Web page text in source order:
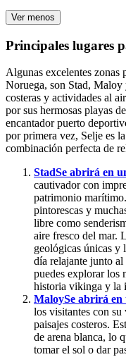
Ver menos
Principales lugares
Algunas excelentes zonas
Noruega, son Stad, Maloy
costeras y actividades al
por sus hermosas playas
encantador puerto
por primera vez, Selje es
combinación perfecta de
StadSe abrirá en
cautivador con
patrimonio
pintorescas y
libre como
aire fresco del mar.
geológicas únicas y
día relajante junto
puedes explorar los
historia vikinga y la
MaloySe abrirá en
los visitantes con
paisajes costeros.
de arena blanca, lo
tomar el sol o dar